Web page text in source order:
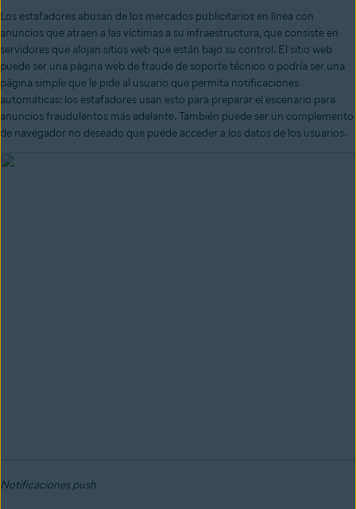
Los estafadores abusan de los mercados publicitarios en línea con
anuncios que atraen a las víctimas a su infraestructura, que consiste en
servidores que alojan sitios web que están bajo su control. El sitio web
puede ser una página web de fraude de soporte técnico o podría ser una
página simple que le pide al usuario que permita notificaciones
automáticas: los estafadores usan esto para preparar el escenario para
anuncios fraudulentos más adelante. También puede ser un complemento
de navegador no deseado que puede acceder a los datos de los usuarios.
Notificaciones push